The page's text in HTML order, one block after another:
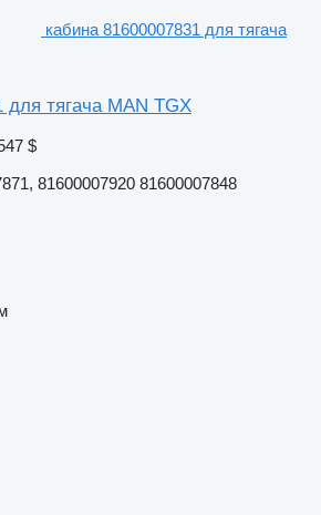
кабина 81600007831 для тягача
для тягача MAN TGX
$
81600007920 81600007848